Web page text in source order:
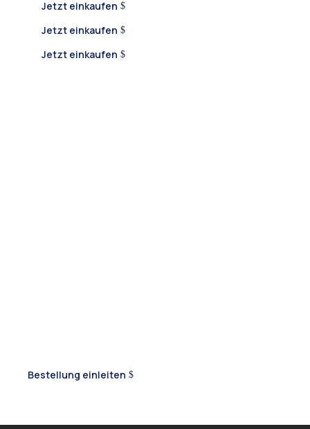
Jetzt einkaufen
Jetzt einkaufen
Jetzt einkaufen
Bestellung einleiten